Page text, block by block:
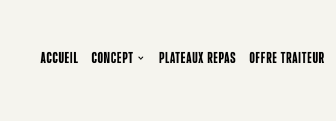
ACCUEIL CONCEPT PLATEAUX REPAS OFFRE TRAITEUR